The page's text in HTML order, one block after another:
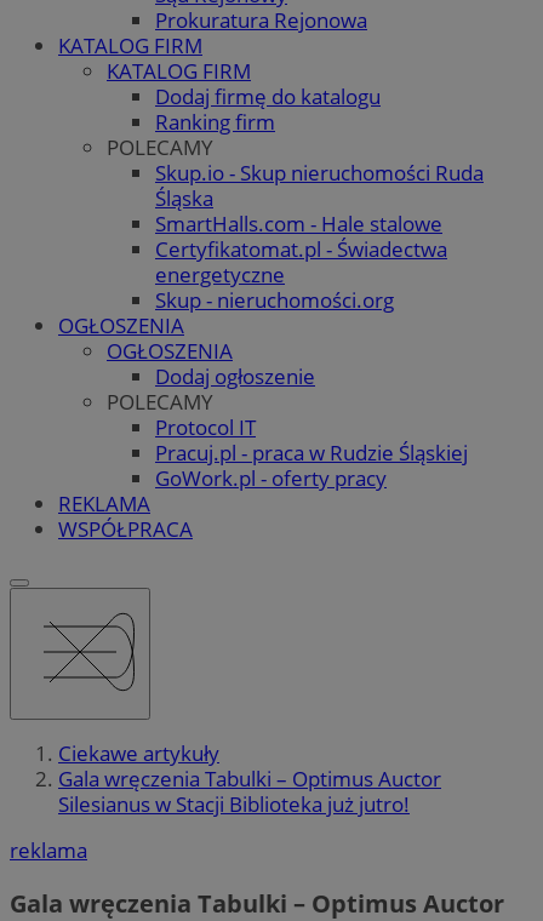
Prokuratura Rejonowa
KATALOG FIRM
KATALOG FIRM
Dodaj firmę do katalogu
Ranking firm
POLECAMY
Skup.io - Skup nieruchomości Ruda
Śląska
SmartHalls.com - Hale stalowe
Certyfikatomat.pl - Świadectwa
energetyczne
Skup - nieruchomości.org
OGŁOSZENIA
OGŁOSZENIA
Dodaj ogłoszenie
POLECAMY
Protocol IT
Pracuj.pl - praca w Rudzie Śląskiej
GoWork.pl - oferty pracy
REKLAMA
WSPÓŁPRACA
Ciekawe artykuły
Gala wręczenia Tabulki – Optimus Auctor
Silesianus w Stacji Biblioteka już jutro!
reklama
Gala wręczenia Tabulki – Optimus Auctor